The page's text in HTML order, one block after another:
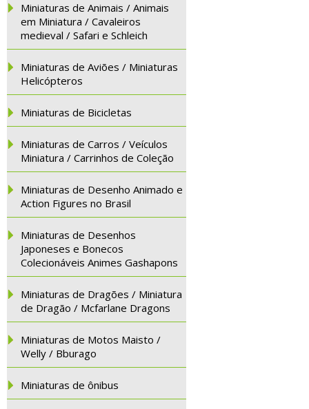
Miniaturas de Animais / Animais
em Miniatura / Cavaleiros
medieval / Safari e Schleich
Miniaturas de Aviões / Miniaturas
Helicópteros
Miniaturas de Bicicletas
Miniaturas de Carros / Veículos
Miniatura / Carrinhos de Coleção
Miniaturas de Desenho Animado e
Action Figures no Brasil
Miniaturas de Desenhos
Japoneses e Bonecos
Colecionáveis Animes Gashapons
Miniaturas de Dragões / Miniatura
de Dragão / Mcfarlane Dragons
Miniaturas de Motos Maisto /
Welly / Bburago
Miniaturas de ônibus